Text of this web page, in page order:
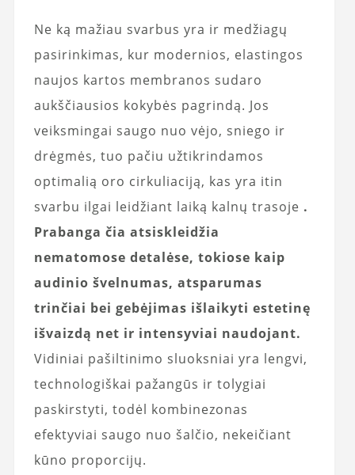
Ne ką mažiau svarbus yra ir medžiagų
pasirinkimas, kur modernios, elastingos
naujos kartos membranos sudaro
aukščiausios kokybės pagrindą. Jos
veiksmingai saugo nuo vėjo, sniego ir
drėgmės, tuo pačiu užtikrindamos
optimalią oro cirkuliaciją, kas yra itin
svarbu ilgai leidžiant laiką kalnų trasoje .
Prabanga čia atsiskleidžia
nematomose detalėse, tokiose kaip
audinio švelnumas, atsparumas
trinčiai bei gebėjimas išlaikyti estetinę
išvaizdą net ir intensyviai naudojant.
Vidiniai pašiltinimo sluoksniai yra lengvi,
technologiškai pažangūs ir tolygiai
paskirstyti, todėl kombinezonas
efektyviai saugo nuo šalčio, nekeičiant
kūno proporcijų.